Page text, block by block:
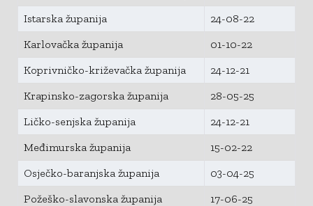
Istarska županija
24-08-22
Karlovačka županija
01-10-22
Koprivničko-križevačka županija
24-12-21
Krapinsko-zagorska županija
28-05-25
Ličko-senjska županija
24-12-21
Međimurska županija
15-02-22
Osječko-baranjska županija
03-04-25
Požeško-slavonska županija
17-06-25